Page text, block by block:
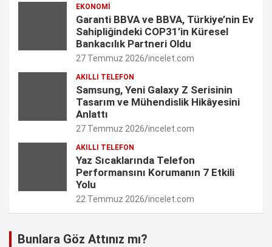
a
n
n
e
l
EKONOMI
Garanti BBVA ve BBVA, Türkiye’nin Ev
Sahipliğindeki COP31’in Küresel
Bankacılık Partneri Oldu
27 Temmuz 2026 incelet.com
AKILLI TELEFON
Samsung, Yeni Galaxy Z Serisinin
Tasarım ve Mühendislik Hikâyesini
Anlattı
27 Temmuz 2026 incelet.com
AKILLI TELEFON
Yaz Sıcaklarında Telefon
Performansını Korumanın 7 Etkili
Yolu
22 Temmuz 2026 incelet.com
Bunlara Göz Attınız mı?